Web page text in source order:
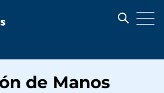
de Manos